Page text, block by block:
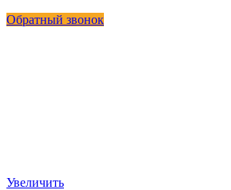
Обратный звонок
Увеличить